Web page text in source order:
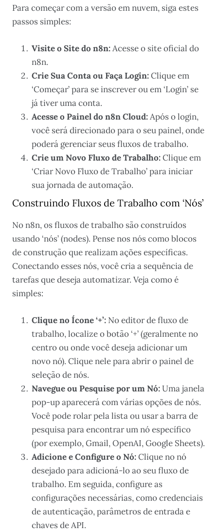
Para começar com a versão em nuvem, siga estes
passos simples:
Visite o Site do n8n:Acesse o site oficial do
n8n.
Crie Sua Conta ou Faça Login:Clique em
‘Começar’ para se inscrever ou em ‘Login’ se
já tiver uma conta.
Acesse o Painel do n8n Cloud:Após o login,
você será direcionado para o seu painel, onde
poderá gerenciar seus fluxos de trabalho.
Crie um Novo Fluxo de Trabalho:Clique em
‘Criar Novo Fluxo de Trabalho’ para iniciar
sua jornada de automação.
Construindo Fluxos de Trabalho com ‘Nós’
No n8n, os fluxos de trabalho são construídos
usando ‘nós’ (nodes). Pense nos nós como blocos
de construção que realizam ações específicas.
Conectando esses nós, você cria a sequência de
tarefas que deseja automatizar. Veja como é
simples:
Clique no Ícone ‘+’: No editor de fluxo de
trabalho, localize o botão ‘+’ (geralmente no
centro ou onde você deseja adicionar um
novo nó). Clique nele para abrir o painel de
seleção de nós.
Navegue ou Pesquise por um Nó:Uma janela
pop-up aparecerá com várias opções de nós.
Você pode rolar pela lista ou usar a barra de
pesquisa para encontrar um nó específico
(por exemplo, Gmail, OpenAI, Google Sheets).
Adicione e Configure o Nó:Clique no nó
desejado para adicioná-lo ao seu fluxo de
trabalho. Em seguida, configure as
configurações necessárias, como credenciais
de autenticação, parâmetros de entrada e
chaves de API.